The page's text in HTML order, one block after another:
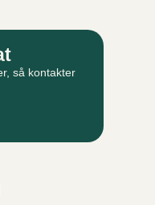
så kontakter